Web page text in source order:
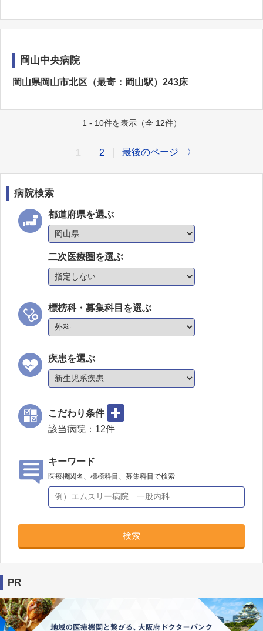
岡山中央病院
岡山県岡山市北区（最寄：岡山駅）243床
1 - 10件を表示（全 12件）
2 最後のページ 〉
病院検索
都道府県を選ぶ
二次医療圏を選ぶ
標榜科・募集科目を選ぶ
疾患を選ぶ
こだわり条件
該当病院： 12件
キーワード
医療機関名、標榜科目、募集科目で検索
検索
PR